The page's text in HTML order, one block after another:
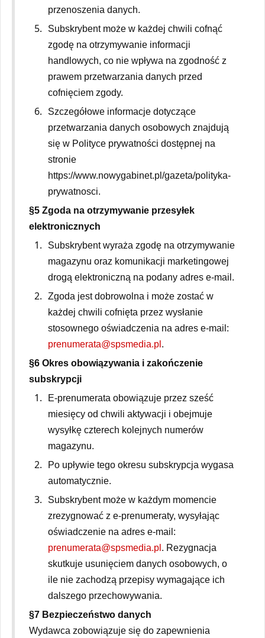
przenoszenia danych.
Subskrybent może w każdej chwili cofnąć
zgodę na otrzymywanie informacji
handlowych, co nie wpływa na zgodność z
prawem przetwarzania danych przed
cofnięciem zgody.
Szczegółowe informacje dotyczące
przetwarzania danych osobowych znajdują
się w Polityce prywatności dostępnej na
stronie
https://www.nowygabinet.pl/gazeta/polityka-
prywatnosci.
§5 Zgoda na otrzymywanie przesyłek
elektronicznych
Subskrybent wyraża zgodę na otrzymywanie
magazynu oraz komunikacji marketingowej
drogą elektroniczną na podany adres e-mail.
Zgoda jest dobrowolna i może zostać w
każdej chwili cofnięta przez wysłanie
stosownego oświadczenia na adres e-mail:
prenumerata@spsmedia.pl .
§6 Okres obowiązywania i zakończenie
subskrypcji
E-prenumerata obowiązuje przez sześć
miesięcy od chwili aktywacji i obejmuje
wysyłkę czterech kolejnych numerów
magazynu.
Po upływie tego okresu subskrypcja wygasa
automatycznie.
Subskrybent może w każdym momencie
zrezygnować z e-prenumeraty, wysyłając
oświadczenie na adres e-mail:
prenumerata@spsmedia.pl . Rezygnacja
skutkuje usunięciem danych osobowych, o
ile nie zachodzą przepisy wymagające ich
dalszego przechowywania.
§7 Bezpieczeństwo danych
Wydawca zobowiązuje się do zapewnienia